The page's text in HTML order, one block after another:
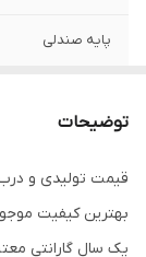
پایه صندلی
توضیحات
قیمت تولیدی و درب
بهترین کیفیت
یک سال گارانتی